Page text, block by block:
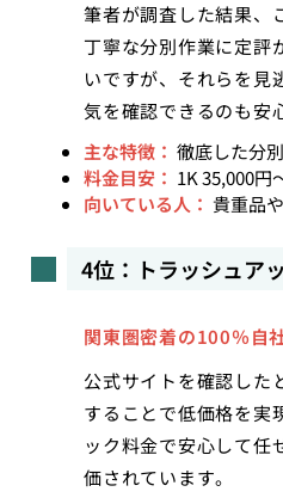
筆者が調査した結果、
丁寧な分別作業に定評
いですが、それらを見
気を確認できるのも安
主な特徴： 徹底した分
料金目安： 1K 35,000円
向いている人： 貴重品
4位：トラッシュア
関東圏密着の100％自
公式サイトを確認した
することで低価格を実
ック料金で安心して任
価されています。